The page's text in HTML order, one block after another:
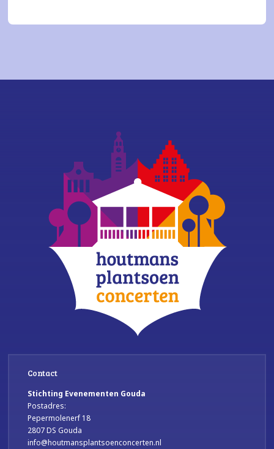
Contact
Stichting Evenementen Gouda
Postadres:
Pepermolenerf 18
2807 DS Gouda
info@houtmansplantsoenconcerten.nl